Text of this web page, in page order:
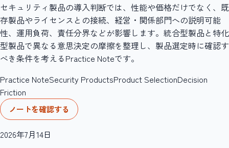
セキュリティ製品の導入判断では、性能や価格だけでなく、既
存製品やライセンスとの接続、経営・関係部門への説明可能
性、運用負荷、責任分界などが影響します。統合型製品と特化
型製品で異なる意思決定の摩擦を整理し、製品選定時に確認す
べき条件を考えるPractice Noteです。
Practice NoteSecurity ProductsProduct SelectionDecision
Friction
ノートを確認する
2026年7月14日